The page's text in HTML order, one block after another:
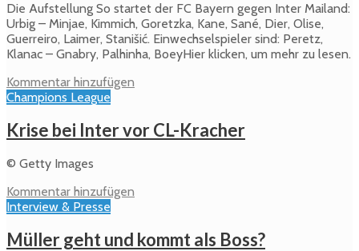
Die Aufstellung So startet der FC Bayern gegen Inter Mailand:
Urbig – Minjae, Kimmich, Goretzka, Kane, Sané, Dier, Olise,
Guerreiro, Laimer, Stanišić. Einwechselspieler sind: Peretz,
Klanac – Gnabry, Palhinha, BoeyHier klicken, um mehr zu lesen.
Kommentar hinzufügen
Champions League
Krise bei Inter vor CL-Kracher
© Getty Images
Kommentar hinzufügen
Interview & Presse
Müller geht und kommt als Boss?